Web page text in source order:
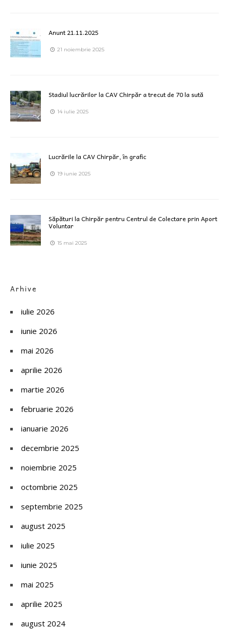
Anunt 21.11.2025
21 noiembrie 2025
Stadiul lucrărilor la CAV Chirpăr a trecut de 70 la sută
14 iulie 2025
Lucrările la CAV Chirpăr, în grafic
19 iunie 2025
Săpături la Chirpăr pentru Centrul de Colectare prin Aport
Voluntar
15 mai 2025
Arhive
iulie 2026
iunie 2026
mai 2026
aprilie 2026
martie 2026
februarie 2026
ianuarie 2026
decembrie 2025
noiembrie 2025
octombrie 2025
septembrie 2025
august 2025
iulie 2025
iunie 2025
mai 2025
aprilie 2025
august 2024